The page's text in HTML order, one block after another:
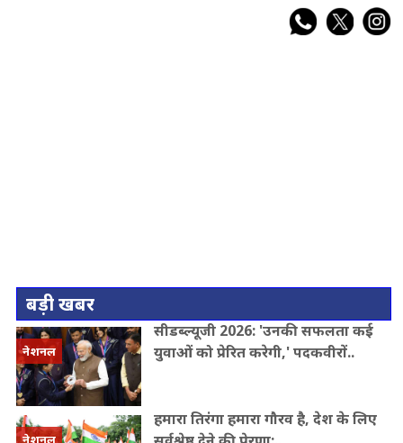
बड़ी खबर
नेशनल
सीडब्ल्यूजी 2026: 'उनकी सफलता कई
युवाओं को प्रेरित करेगी,' पदकवीरों..
नेशनल
हमारा तिरंगा हमारा गौरव है, देश के लिए